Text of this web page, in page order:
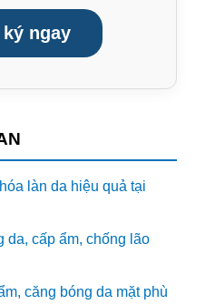
ngay
làn da hiệu quả tại
da, cấp ẩm, chống lão
căng bóng da mặt phù